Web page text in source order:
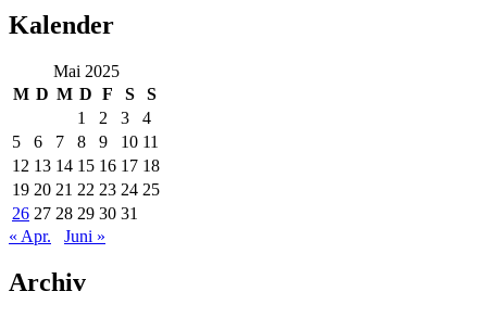
Kalender
Mai 2025
M D M D F S
S
1
2 3
4
5
6 7 8 9 10 11
12 13 14 15 16 17 18
19 20 21 22 23 24 25
26 27 28 29 30 31
« Apr.
Juni »
Archiv